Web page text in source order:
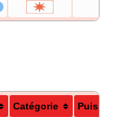
Catégorie